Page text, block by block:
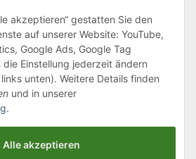
8:00 bis 16:30 Uhr
akzeptieren“ gestatten Sie den
auf unserer Website: YouTube,
Google Ads, Google Tag
die Einstellung jederzeit ändern
unten). Weitere Details finden
und in unserer
.
Alle akzeptieren